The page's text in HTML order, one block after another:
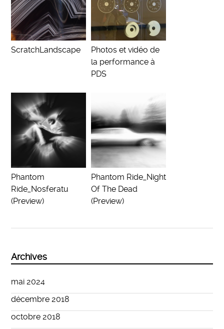
ScratchLandscape
Photos et vidéo de
la performance à
PDS
Phantom
Ride_Nosferatu
(Preview)
Phantom Ride_Night
Of The Dead
(Preview)
Archives
mai 2024
décembre 2018
octobre 2018